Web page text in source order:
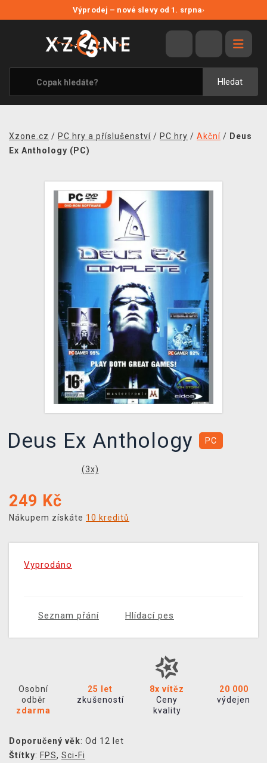
Výprodej – nové slevy od 1. srpna›
Hledat
VÝPRODEJ
VIDEOHRY
XZONE ORIGINALS
TÉMATIKY
MERCHANDISE
DOPRAVA
XZONE KLUB
TCG & BOARDGAME HUB
VÝKUP HER (BAZAR)
Xzone.cz / PC hry a příslušenství / PC hry / Akční / Deus
Ex Anthology (PC)
Deus Ex Anthology PC
(3x)
249 Kč
Nákupem získáte 10 kreditů
Vyprodáno
Seznam přání Hlídací pes
Osobní
odběr
zdarma
25 let
zkušeností
8x vítěz
Ceny
kvality
20 000
výdejen
Doporučený věk: Od 12 let
Štítky: FPS, Sci-Fi